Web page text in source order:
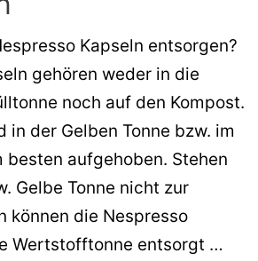
Kapseln entsorgen?
gehören weder in die
noch auf den Kompost.
in der Gelben Tonne bzw. im
besten aufgehoben. Stehen
Gelbe Tonne nicht zur
können die Nespresso
Wertstofftonne entsorgt …